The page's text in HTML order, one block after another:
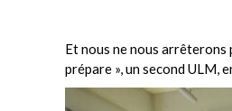
Et nous ne nous arrêterons
prépare », un second ULM,